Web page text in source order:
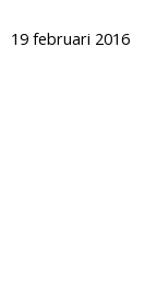
19 februari 2016